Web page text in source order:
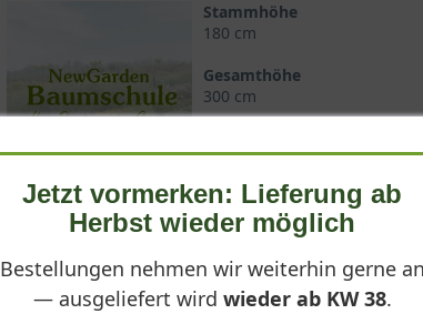
Stammhöhe
180 cm
Gesamthöhe
300 cm
120 cm
Spalierbreite
150 cm
Lieferbar ab KW43
Jetzt vormerken: Lieferung ab
Herbst wieder möglich
Bestellungen nehmen wir weiterhin gerne an
— ausgeliefert wird wieder ab KW 38.